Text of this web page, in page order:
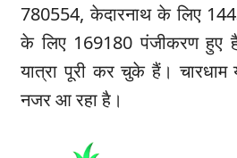
780554, केदारनाथ के लिए
के लिए 169180 पंजीकरण हुए
यात्रा पूरी कर चुके हैं। चारधाम
नजर आ रहा है।